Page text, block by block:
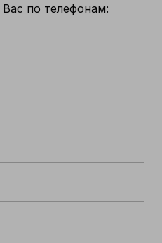
по телефонам: